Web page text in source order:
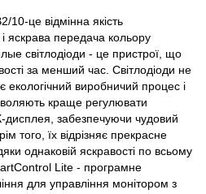
10-це відмінна якість
яскрава передача кольору
світлодіоди - це пристрої, що
за менший час. Світлодіоди не
екологічний виробничий процес і
краще регулювати
дисплея, забезпечуючи чудовий
того, їх відрізняє прекрасне
однаковій яскравості по всьому
Lite - програмне
для управління монітором з